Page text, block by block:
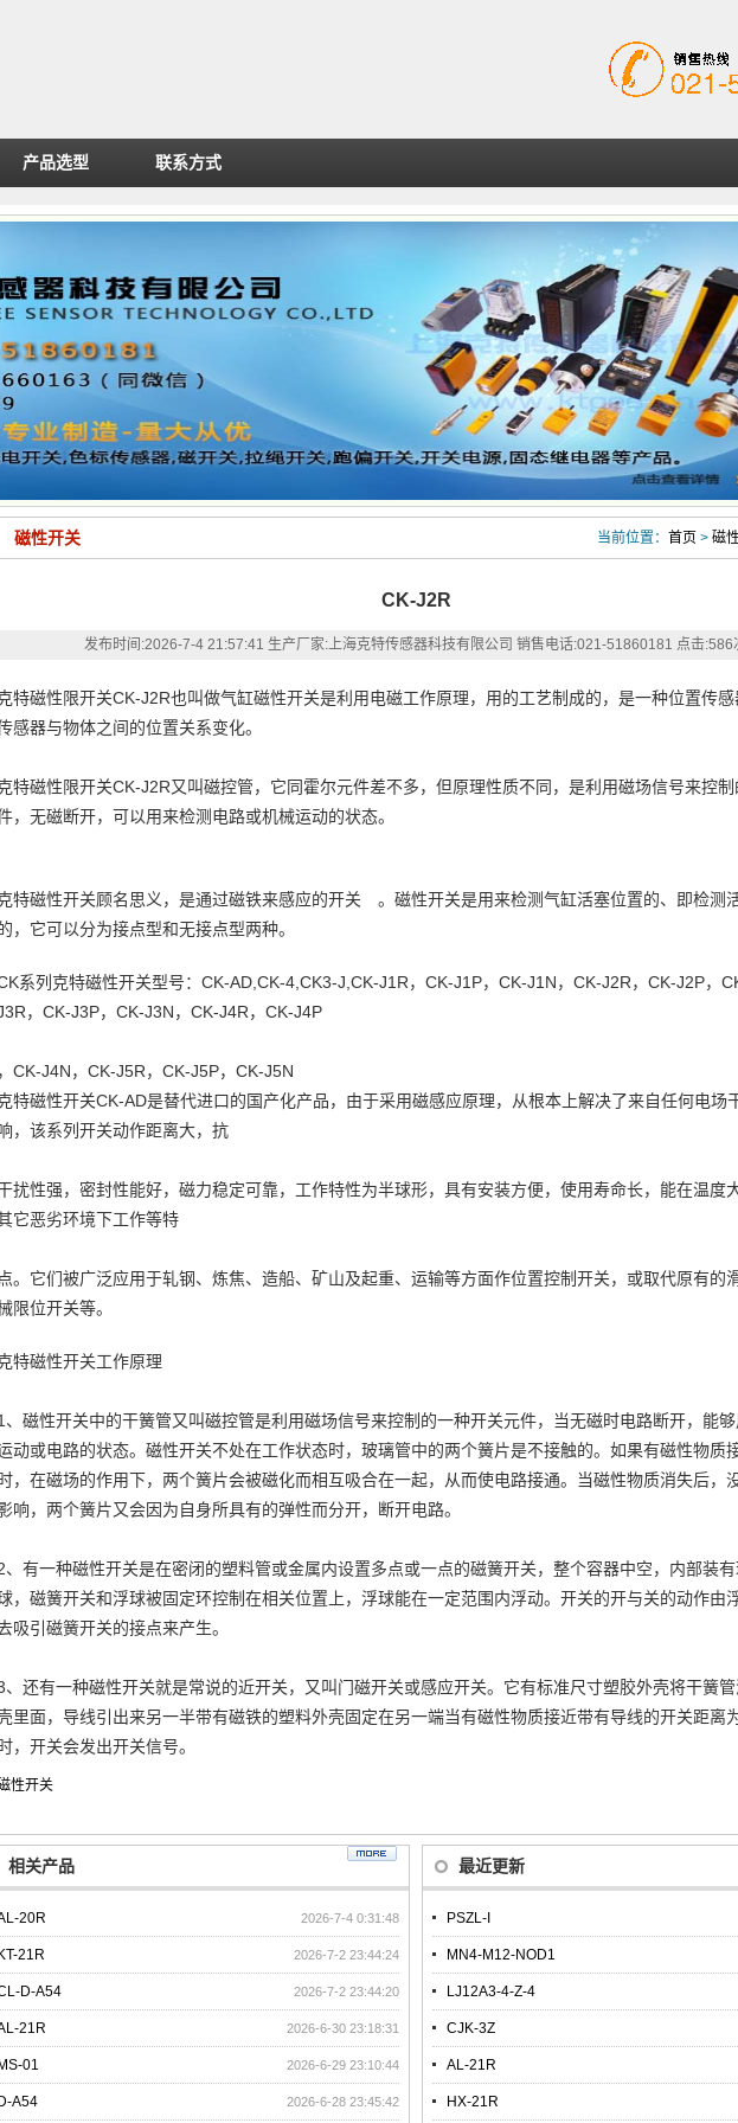
产品选型 联系方式
当前位置： 首页 > 磁
磁性开关
CK-J2R
发布时间:2026-7-4 21:57:41 生产厂家:上海克特传感器科技有限公司 销售电话:021-51860181 点击:586
特磁性限开关CK-J2R也叫做气缸磁性开关是利用电磁工作原理，用的工艺制成的，是一种位置传
感器与物体之间的位置关系变化。
特磁性限开关CK-J2R又叫磁控管，它同霍尔元件差不多，但原理性质不同，是利用磁场信号来控
，无磁断开，可以用来检测电路或机械运动的状态。
特磁性开关顾名思义，是通过磁铁来感应的开关 。磁性开关是用来检测气缸活塞位置的、即检测
，它可以分为接点型和无接点型两种。
系列克特磁性开关型号：CK-AD,CK-4,CK3-J,CK-J1R，CK-J1P，CK-J1N，CK-J2R，CK-J2P，
，CK-J3P，CK-J3N，CK-J4R，CK-J4P
，CK-J4N，CK-J5R，CK-J5P，CK-J5N
特磁性开关CK-AD是替代进口的国产化产品，由于采用磁感应原理，从根本上解决了来自任何电场
，该系列开关动作距离大，抗
扰性强，密封性能好，磁力稳定可靠，工作特性为半球形，具有安装方便，使用寿命长，能在温度
它恶劣环境下工作等特
点。它们被广泛应用于轧钢、炼焦、造船、矿山及起重、运输等方面作位置控制开关，或取代原有的
限位开关等。
特磁性开关工作原理
、磁性开关中的干簧管又叫磁控管是利用磁场信号来控制的一种开关元件，当无磁时电路断开，能
动或电路的状态。磁性开关不处在工作状态时，玻璃管中的两个簧片是不接触的。如果有磁性物质
时，在磁场的作用下，两个簧片会被磁化而相互吸合在一起，从而使电路接通。当磁性物质消失后，
响，两个簧片又会因为自身所具有的弹性而分开，断开电路。
、有一种磁性开关是在密闭的塑料管或金属内设置多点或一点的磁簧开关，整个容器中空，内部装
，磁簧开关和浮球被固定环控制在相关位置上，浮球能在一定范围内浮动。开关的开与关的动作由
吸引磁簧开关的接点来产生。
、还有一种磁性开关就是常说的近开关，又叫门磁开关或感应开关。它有标准尺寸塑胶外壳将干簧
里面，导线引出来另一半带有磁铁的塑料外壳固定在另一端当有磁性物质接近带有导线的开关距离
时，开关会发出开关信号。
性开关
相关产品
2026-7-4 0:31:48
20R
2026-7-2 23:44:24
KT-21R
2026-7-2 23:44:20
D-A54
2026-6-30 23:18:31
21R
2026-6-29 23:10:44
MS-01
2026-6-28 23:45:42
D-A54
最近更新
PSZL-I
MN4-M12-NOD1
LJ12A3-4-Z-4
CJK-3Z
AL-21R
HX-21R